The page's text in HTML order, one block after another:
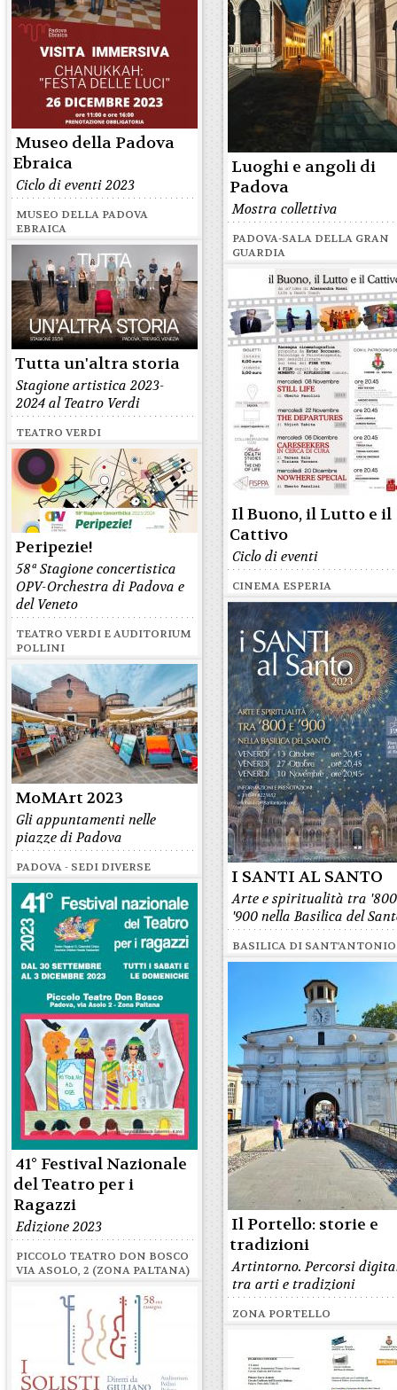
Museo della Padova
Ebraica
Ciclo di eventi 2023
MUSEO DELLA PADOVA
EBRAICA
Luoghi e angoli di
Padova
Mostra collettiva
PADOVA-SALA DELLA GRAN
GUARDIA
Tutta un'altra storia
Stagione artistica 2023-
2024 al Teatro Verdi
TEATRO VERDI
Il Buono, il Lutto e il
Cattivo
Ciclo di eventi
CINEMA ESPERIA
Peripezie!
58ª Stagione concertistica
OPV-Orchestra di Padova e
del Veneto
TEATRO VERDI E AUDITORIUM
POLLINI
I SANTI AL SANTO
Arte e spiritualità tra
'900 nella Basilica del
BASILICA DI SANT'ANTONIO
MoMArt 2023
Gli appuntamenti nelle
piazze di Padova
PADOVA - SEDI DIVERSE
41° Festival Nazionale
del Teatro per i
Ragazzi
Edizione 2023
PICCOLO TEATRO DON BOSCO
VIA ASOLO, 2 (ZONA PALTANA)
Il Portello: storie e
tradizioni
Artintorno. Percorsi
tra arti e tradizioni
ZONA PORTELLO